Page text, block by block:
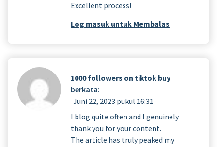
Excellent process!
Log masuk untuk Membalas
1000 followers on tiktok buy
berkata:
Juni 22, 2023 pukul 16:31
I blog quite often and I genuinely
thank you for your content.
The article has truly peaked my